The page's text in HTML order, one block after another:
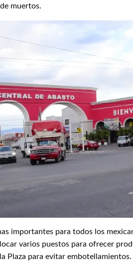
muertos.
importantes para todos los
varios puestos para ofrecer
Plaza para evitar embotellamientos.